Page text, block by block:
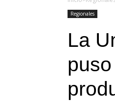
Regionales
La